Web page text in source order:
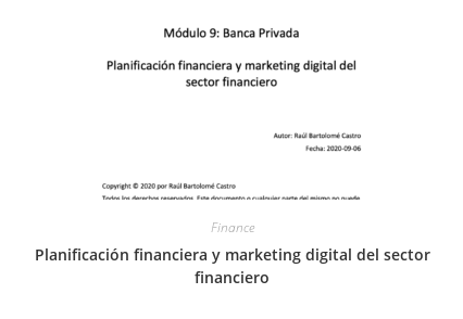
Finance
Planificación financiera y marketing digital del sector
financiero